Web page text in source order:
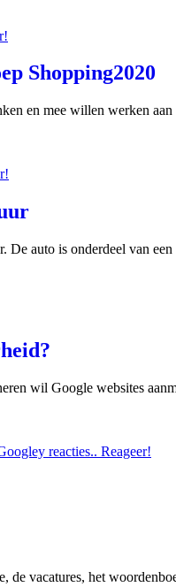
Shopping2020
en mee willen werken
De auto is onderdeel van
wil Google websites
reacties.. Reageer!
vacatures, het